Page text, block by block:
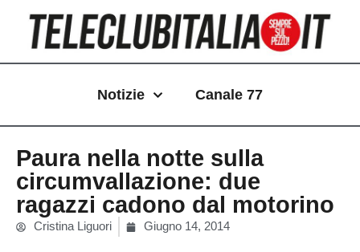
contenuto
Notizie Canale 77
Paura nella notte sulla
circumvallazione: due
ragazzi cadono dal motorino
Cristina Liguori Giugno 14, 2014